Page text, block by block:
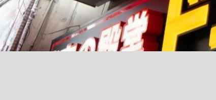
「90%は失敗する。でも…」本田圭佑
終戦から81年